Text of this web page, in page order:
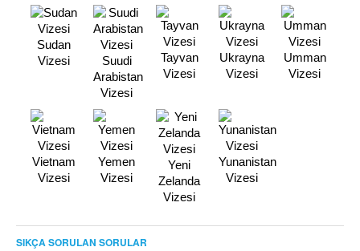
Sudan
Vizesi
Suudi
Arabistan
Vizesi
Tayvan
Vizesi
Ukrayna
Vizesi
Umman
Vizesi
Vietnam
Vizesi
Yemen
Vizesi
Yeni
Zelanda
Vizesi
Yunanistan
Vizesi
SIKÇA SORULAN SORULAR